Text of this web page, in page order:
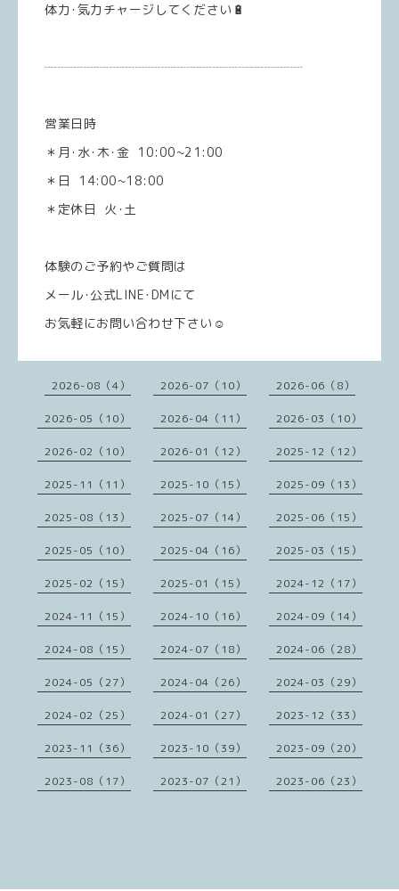
体力･気力チャージしてください🔋
┈┈┈┈┈┈┈┈┈┈┈┈┈┈┈┈┈┈┈┈
営業日時
＊月･水･木･金 10:00~21:00
＊日 14:00~18:00
＊定休日 火･土
体験のご予約やご質問は
メール･公式LINE･DMにて
お気軽にお問い合わせ下さい☺️
2026-08（4） 2026-07（10） 2026-06（8）
2026-05（10） 2026-04（11） 2026-03（10）
2026-02（10） 2026-01（12） 2025-12（12）
2025-11（11） 2025-10（15） 2025-09（13）
2025-08（13） 2025-07（14） 2025-06（15）
2025-05（10） 2025-04（16） 2025-03（15）
2025-02（15） 2025-01（15） 2024-12（17）
2024-11（15） 2024-10（16） 2024-09（14）
2024-08（15） 2024-07（18） 2024-06（28）
2024-05（27） 2024-04（26） 2024-03（29）
2024-02（25） 2024-01（27） 2023-12（33）
2023-11（36） 2023-10（39） 2023-09（20）
2023-08（17） 2023-07（21） 2023-06（23）